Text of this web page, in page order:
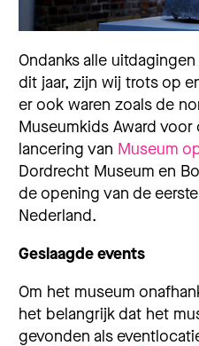
Ondanks alle
dit jaar, zijn wij trots op
er ook waren zoals de
Museumkids Award voor
lancering van Museum
Dordrecht Museum en
de opening van de eerste
Nederland.
Geslaagde events
Om het museum
het belangrijk dat het
gevonden als